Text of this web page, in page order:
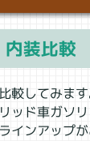
装比較
較してみます
ッド車ガソ
インアップが